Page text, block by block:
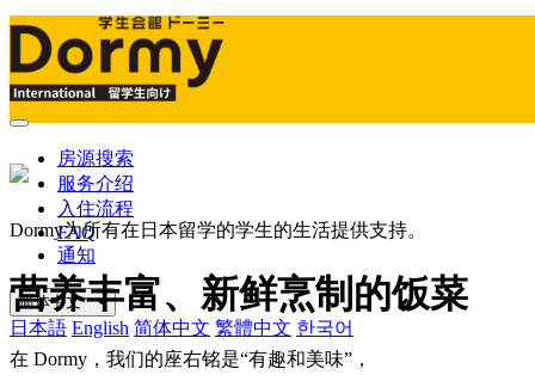
Mobile
房源搜索
服务介绍
入住流程
FAQ
通知
简体中文
日本語 English 简体中文 繁體中文 한국어
Dormy为所有在日本留学的学生的生活提供支持。
营养丰富、新鲜烹制的饭菜
在 Dormy，我们的座右铭是“有趣和美味”，